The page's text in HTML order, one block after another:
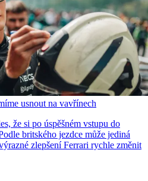
usnout na vavřínech
že si po úspěšném vstupu do
britského jezdce může jediná
zlepšení Ferrari rychle změnit